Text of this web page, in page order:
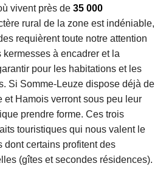
vivent près de 35 000
rural de la zone est indéniable,
requièrent toute notre attention
à encadrer et la
pour les habitations et les
Si Somme-Leuze dispose déjà de
et Hamois verront sous peu leur
prendre forme. Ces trois
touristiques qui nous valent le
dont certains profitent des
(gîtes et secondes résidences).